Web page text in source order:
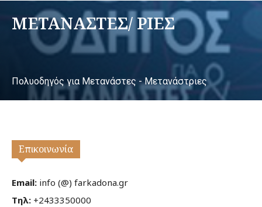
ΜΕΤΑΝΑΣΤΕΣ/ ΡΙΕΣ
Πολυοδηγός για Μετανάστες - Μετανάστριες
Επικοινωνία
Email: info (@) farkadona.gr
Τηλ: +2433350000